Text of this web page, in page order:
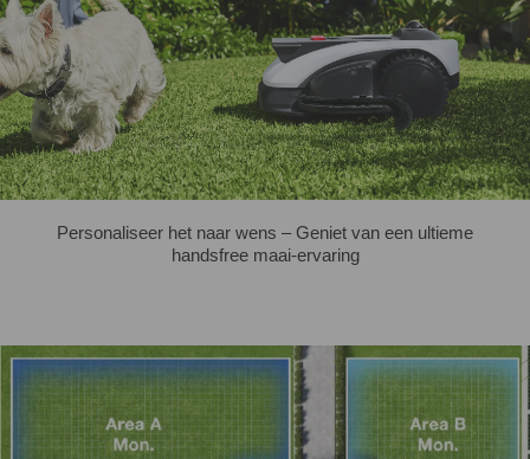
Personaliseer het naar wens – Geniet van een ultieme
handsfree maai-ervaring